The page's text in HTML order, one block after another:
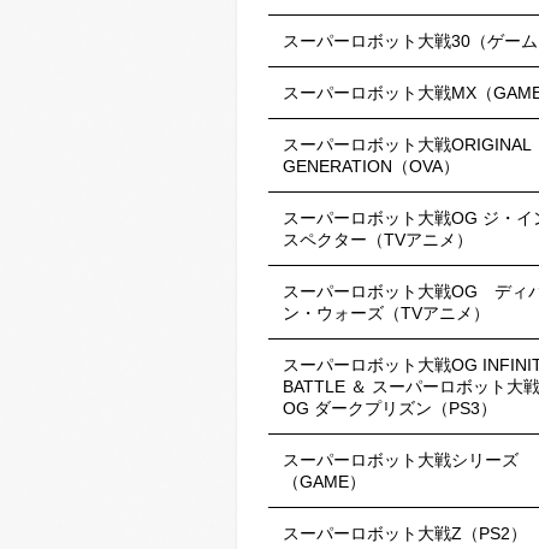
スーパーロボット大戦30（ゲーム
スーパーロボット大戦MX（GAME
スーパーロボット大戦ORIGINAL
GENERATION（OVA）
スーパーロボット大戦OG ジ・イ
スペクター（TVアニメ）
スーパーロボット大戦OG ディ
ン・ウォーズ（TVアニメ）
スーパーロボット大戦OG
BATTLE ＆ スーパーロボット大戦
OG ダークプリズン（PS3）
スーパーロボット大戦シリーズ
（GAME）
スーパーロボット大戦Z（PS2）